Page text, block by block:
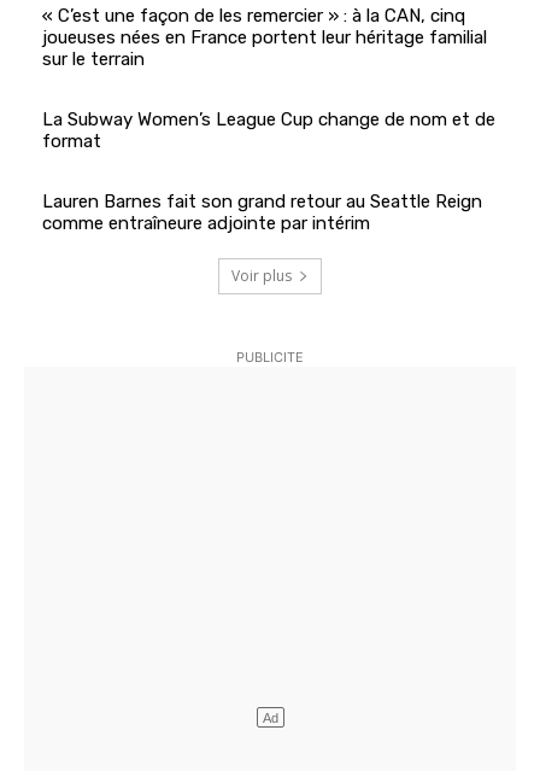
« C’est une façon de les remercier » : à la CAN, cinq
joueuses nées en France portent leur héritage familial
sur le terrain
La Subway Women’s League Cup change de nom et de
format
Lauren Barnes fait son grand retour au Seattle Reign
comme entraîneure adjointe par intérim
Voir plus